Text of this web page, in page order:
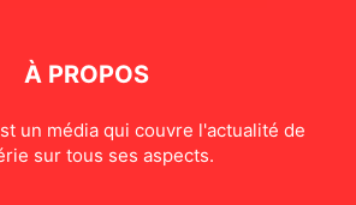
À PROPOS
un média qui couvre l'actualité de
sur tous ses aspects.